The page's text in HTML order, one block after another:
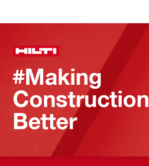
#Making
Construction
Better